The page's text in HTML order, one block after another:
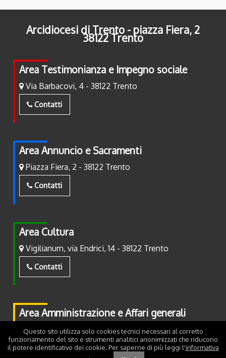
Arcidiocesi di Trento - piazza Fiera, 2
38122 Trento
Area Testimonianza e Impegno sociale
Via Barbacovi, 4 - 38122 Trento
Contatti
Area Annuncio e Sacramenti
Piazza Fiera, 2 - 38122 Trento
Contatti
Area Cultura
Vigilianum, via Endrici, 14 - 38122 Trento
Contatti
Area Amministrazione e Affari generali
Piazza Fiera, 2 - 38122 Trento
Contatti
Questo sito utilizza solo cookies tecnici necessari al corretto
funzionamento del sito e strumenti analitici anonimizzati che riducono
il potere identificativo dei cookie. Per saperne di più leggi l'informativa